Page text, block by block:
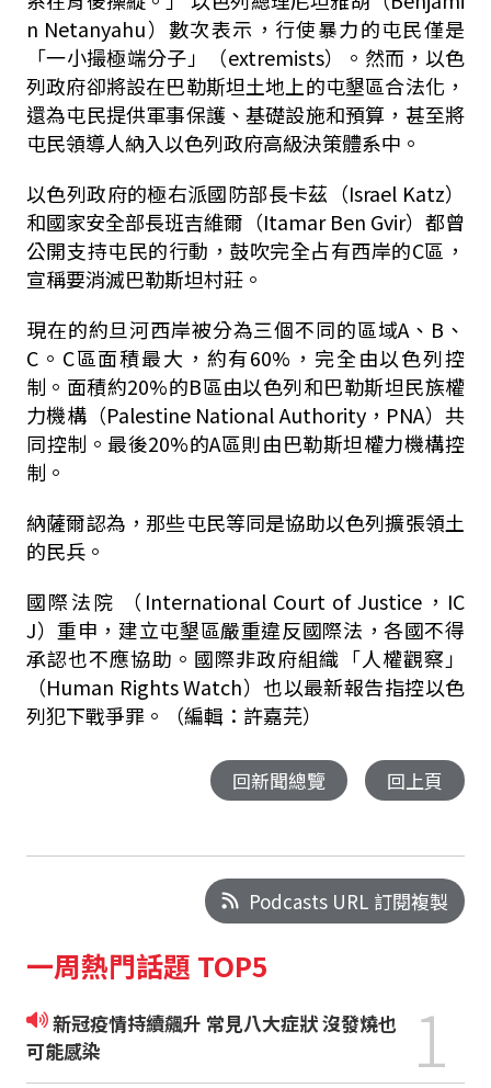
n Netanyahu）數次表示，行使暴力的屯民僅是
「一小撮極端分子」（extremists）。然而，以色
列政府卻將設在巴勒斯坦土地上的屯墾區合法化，
還為屯民提供軍事保護、基礎設施和預算，甚至將
屯民領導人納入以色列政府高級決策體系中。
以色列政府的極右派國防部長卡茲（Israel Katz）
和國家安全部長班吉維爾（Itamar Ben Gvir）都曾
公開支持屯民的行動，鼓吹完全占有西岸的C區，
宣稱要消滅巴勒斯坦村莊。
現在的約旦河西岸被分為三個不同的區域A、B、
C。C區面積最大，約有60%，完全由以色列控
制。面積約20%的B區由以色列和巴勒斯坦民族權
力機構（Palestine National Authority，PNA）共
同控制。最後20%的A區則由巴勒斯坦權力機構控
制。
納薩爾認為，那些屯民等同是協助以色列擴張領土
的民兵。
國際法院 （International Court of Justice，IC
J）重申，建立屯墾區嚴重違反國際法，各國不得
承認也不應協助。國際非政府組織「人權觀察」
（Human Rights Watch）也以最新報告指控以色
列犯下戰爭罪。（編輯：許嘉芫）
回新聞總覽 回上頁
Podcasts URL 訂閱複製
一周熱門話題 TOP5
新冠疫情持續飆升 常見八大症狀 沒發燒也
可能感染
1